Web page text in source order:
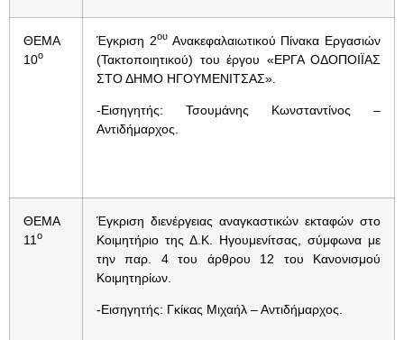
ΘΕΜΑ
10ο
Έγκριση 2ουΑνακεφαλαιωτικού Πίνακα Εργασιών
(Τακτοποιητικού) του έργου «ΕΡΓΑ ΟΔΟΠΟΙΪΑΣ
ΣΤΟ ΔΗΜΟ ΗΓΟΥΜΕΝΙΤΣΑΣ».
-Εισηγητής: Τσουμάνης Κωνσταντίνος –
Αντιδήμαρχος.
ΘΕΜΑ
11 ο
Έγκριση διενέργειας αναγκαστικών εκταφών στο
Κοιμητήριο της Δ.Κ. Ηγουμενίτσας, σύμφωνα με
την παρ. 4 του άρθρου 12 του Κανονισμού
Κοιμητηρίων.
-Εισηγητής: Γκίκας Μιχαήλ – Αντιδήμαρχος.